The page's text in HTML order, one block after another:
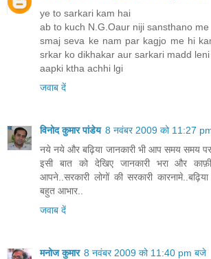
ye to sarkari kam hai
ab to kuch N.G.Oaur niji sansthano me
smaj seva ke nam par kagjo me hi
srkar ko dikhakar aur sarkari madd leni
aapki ktha achhi lgi
जवाब दें
विनोद कुमार पांडेय 8 नवंबर 2009 को 11:27
नये नये और बढ़िया जानकारी भी आप समय समय
इसी बात को देखिए जानकारी भरा और
आपने..सरकारी लोगों की सरकारी
बहुत आभार..
जवाब दें
मनोज कुमार 8 नवंबर 2009 को 11:40 pm बजे